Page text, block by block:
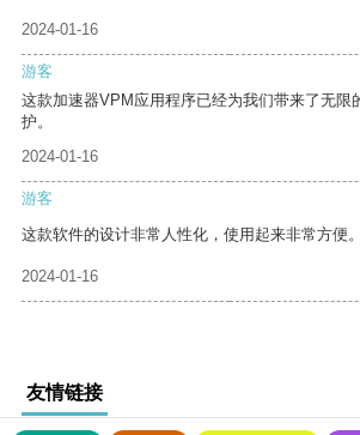
2024-01-16
游客
这款加速器VPM应用程序已经为我们带来了无限
护。
2024-01-16
游客
这款软件的设计非常人性化，使用起来非常方便。
2024-01-16
友情链接